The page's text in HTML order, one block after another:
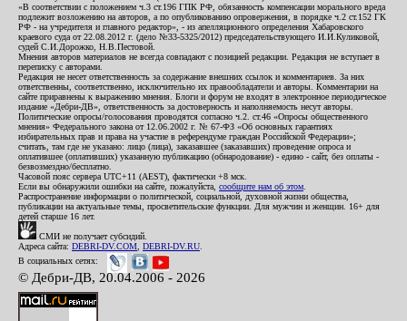
«В соответствии с положением ч.3 ст.196 ГПК РФ, обязанность компенсации морального вреда
подлежит возложению на авторов, а по опубликованию опровержения, в порядке ч.2 ст.152 ГК
РФ - на учредителя и главного редактор», - из апелляционного определения Хабаровского
краевого суда от 22.08.2012 г. (дело №33-5325/2012) председательствующего И.И.Куликовой,
судей С.И.Дорожко, Н.В.Пестовой.
Мнения авторов материалов не всегда совпадают с позицией редакции. Редакция не вступает в
переписку с авторами.
Редакция не несет ответственность за содержание внешних ссылок и комментариев. За них
ответственны, соответственно, исключительно их правообладатели и авторы. Комментарии на
сайте приравнены к выражению мнения. Блоги и форум не входят в электронное периодическое
издание «Дебри-ДВ», ответственность за достоверность и наполняемость несут авторы.
Политические опросы/голосования проводятся согласно ч.2. ст.46 «Опросы общественного
мнения» Федерального закона от 12.06.2002 г. № 67-ФЗ «Об основных гарантиях
избирательных прав и права на участие в референдуме граждан Российской Федерации»;
считать, там где не указано: лицо (лица), заказавшее (заказавших) проведение опроса и
оплатившее (оплативших) указанную публикацию (обнародование) - едино - сайт, без оплаты -
безвозмездно/бесплатно.
Часовой пояс сервера UTC+11 (AEST), фактически +8 мск.
Если вы обнаружили ошибки на сайте, пожалуйста, сообщите нам об этом
Распространение информации о политической, социальной, духовной жизни общества,
публикации на актуальные темы, просветительские функции. Для мужчин и женщин. 16+ для
детей старше 16 лет.
СМИ не получает субсидий.
Адреса сайта: DEBRI-DV.COM DEBRI-DV.RU
В социальных сетях:
© Дебри-ДВ, 20.04.2006 - 2026